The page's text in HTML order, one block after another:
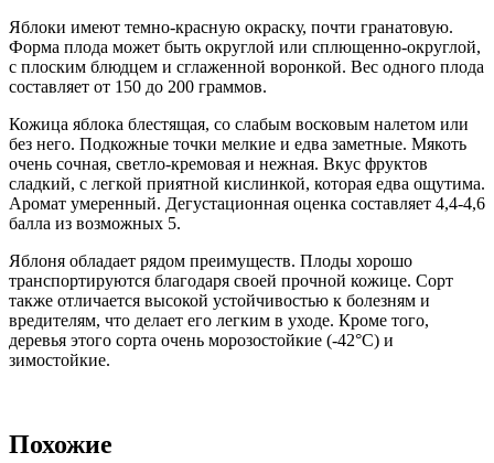
Яблоки имеют темно-красную окраску, почти гранатовую.
Форма плода может быть округлой или сплющенно-округлой,
с плоским блюдцем и сглаженной воронкой. Вес одного плода
составляет от 150 до 200 граммов.
Кожица яблока блестящая, со слабым восковым налетом или
без него. Подкожные точки мелкие и едва заметные. Мякоть
очень сочная, светло-кремовая и нежная. Вкус фруктов
сладкий, с легкой приятной кислинкой, которая едва ощутима.
Аромат умеренный. Дегустационная оценка составляет 4,4-4,6
балла из возможных 5.
Яблоня обладает рядом преимуществ. Плоды хорошо
транспортируются благодаря своей прочной кожице. Сорт
также отличается высокой устойчивостью к болезням и
вредителям, что делает его легким в уходе. Кроме того,
деревья этого сорта очень морозостойкие (-42°C) и
зимостойкие.
Похожие